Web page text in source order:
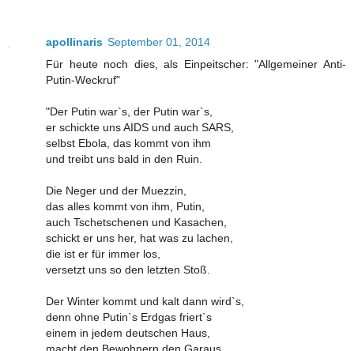
apollinaris September 01, 2014
Für heute noch dies, als Einpeitscher: "Allgemeiner Anti-
Putin-Weckruf"
"Der Putin war`s, der Putin war`s,
er schickte uns AIDS und auch SARS,
selbst Ebola, das kommt von ihm
und treibt uns bald in den Ruin.
Die Neger und der Muezzin,
das alles kommt von ihm, Putin,
auch Tschetschenen und Kasachen,
schickt er uns her, hat was zu lachen,
die ist er für immer los,
versetzt uns so den letzten Stoß.
Der Winter kommt und kalt dann wird`s,
denn ohne Putin`s Erdgas friert`s
einem in jedem deutschen Haus,